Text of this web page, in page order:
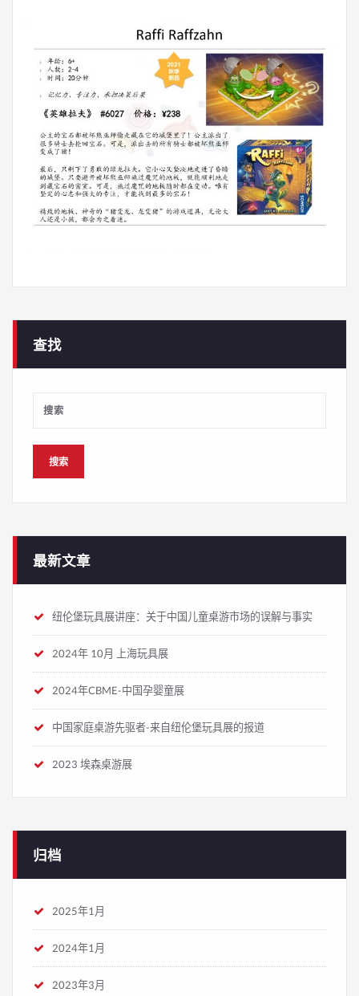
查找
最新文章
纽伦堡玩具展讲座：关于中国儿童桌游市场的误解与事实
2024年 10月 上海玩具展
2024年CBME-中国孕婴童展
中国家庭桌游先驱者-来自纽伦堡玩具展的报道
2023 埃森桌游展
归档
2025年1月
2024年1月
2023年3月